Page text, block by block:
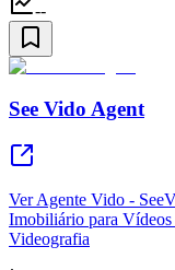
--
See Vido Agent
Ver Agente Vido -
Imobiliário para Vídeos
Videografia